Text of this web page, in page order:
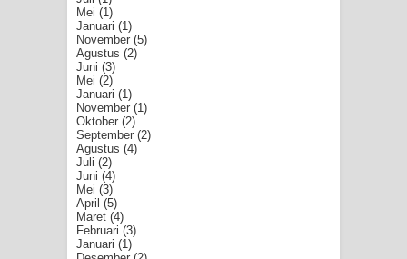
Mei (1)
Januari (1)
November (5)
Agustus (2)
Juni (3)
Mei (2)
Januari (1)
November (1)
Oktober (2)
September (2)
Agustus (4)
Juli (2)
Juni (4)
Mei (3)
April (5)
Maret (4)
Februari (3)
Januari (1)